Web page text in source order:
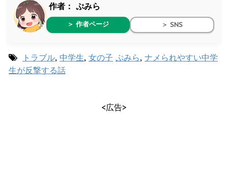
作者： ぷみら
＞ 作者ページ ＞ SNS
トラブル, 中学生, 女の子 ぷみら, ナメられやすい中学
生が反撃する話
<広告>